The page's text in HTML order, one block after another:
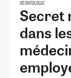
DÉONTOLOGIE
Secret
dans